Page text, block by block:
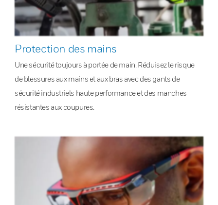
Protection des mains
Une sécurité toujours à portée de main. Réduisez le risque
de blessures aux mains et aux bras avec des gants de
sécurité industriels haute performance et des manches
résistantes aux coupures.